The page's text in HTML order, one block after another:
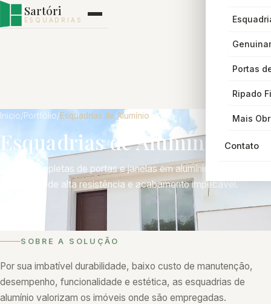
Sartóri
ESQUADRIAS
Portas
Ripado
Mais
Contato
Início/Portfólio/Esquadrias de Alumínio
Esquadrias de Alumínio
Linhas completas de portas e janelas em alumínio, sob medida,
com perfis de alta resistência e acabamento impecável.
SOBRE A SOLUÇÃO
Por sua imbatível durabilidade, baixo custo de manutenção,
desempenho, funcionalidade e estética, as esquadrias de
alumínio valorizam os imóveis onde são empregadas.